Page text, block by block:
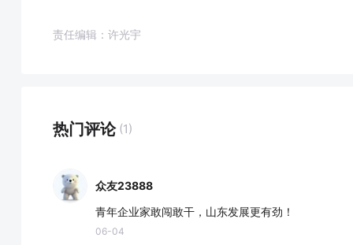
责任编辑：许光宇
热门评论 (1)
众友23888
青年企业家敢闯敢干，山东发展更有劲！
06-04